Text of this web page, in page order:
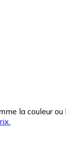
la couleur